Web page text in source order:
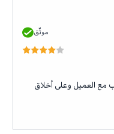
موثّق
مع العميل وعلى أخلاق